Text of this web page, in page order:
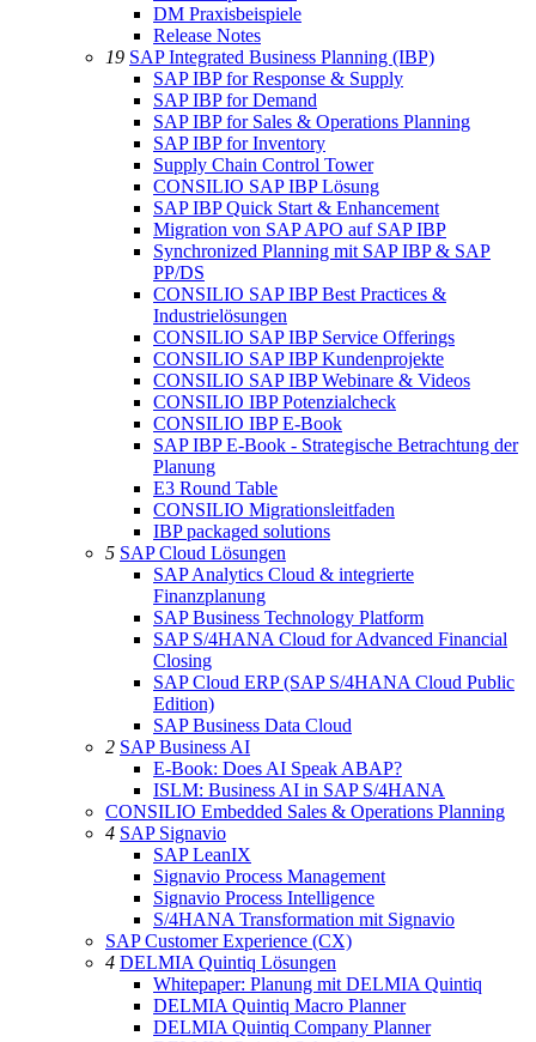
DM Praxisbeispiele
Release Notes
19 SAP Integrated Business Planning (IBP)
SAP IBP for Response & Supply
SAP IBP for Demand
SAP IBP for Sales & Operations Planning
SAP IBP for Inventory
Supply Chain Control Tower
CONSILIO SAP IBP Lösung
SAP IBP Quick Start & Enhancement
Migration von SAP APO auf SAP IBP
Synchronized Planning mit SAP IBP & SAP
PP/DS
CONSILIO SAP IBP Best Practices &
Industrielösungen
CONSILIO SAP IBP Service Offerings
CONSILIO SAP IBP Kundenprojekte
CONSILIO SAP IBP Webinare & Videos
CONSILIO IBP Potenzialcheck
CONSILIO IBP E-Book
SAP IBP E-Book - Strategische Betrachtung der
Planung
E3 Round Table
CONSILIO Migrationsleitfaden
IBP packaged solutions
5 SAP Cloud Lösungen
SAP Analytics Cloud & integrierte
Finanzplanung
SAP Business Technology Platform
SAP S/4HANA Cloud for Advanced Financial
Closing
SAP Cloud ERP (SAP S/4HANA Cloud Public
Edition)
SAP Business Data Cloud
2 SAP Business AI
E-Book: Does AI Speak ABAP?
ISLM: Business AI in SAP S/4HANA
CONSILIO Embedded Sales & Operations Planning
4 SAP Signavio
SAP LeanIX
Signavio Process Management
Signavio Process Intelligence
S/4HANA Transformation mit Signavio
SAP Customer Experience (CX)
4 DELMIA Quintiq Lösungen
Whitepaper: Planung mit DELMIA Quintiq
DELMIA Quintiq Macro Planner
DELMIA Quintiq Company Planner